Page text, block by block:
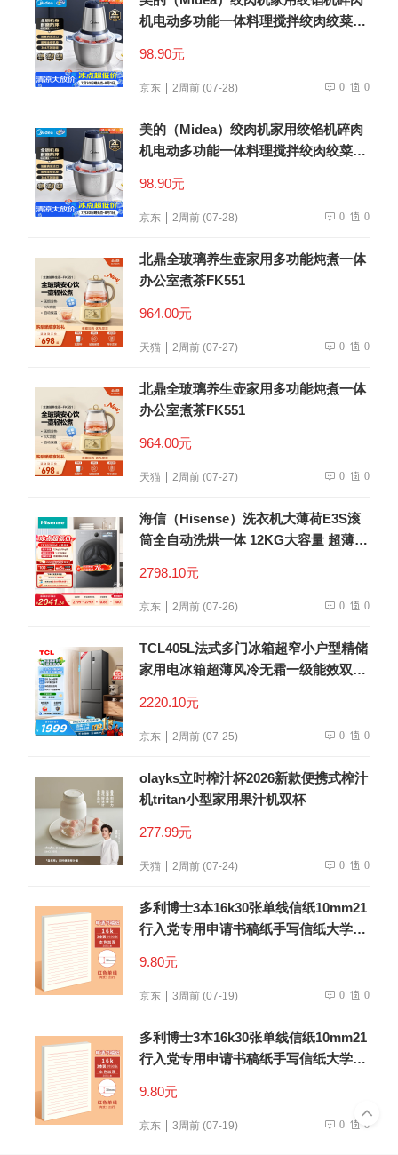
机电动多功能一体料理搅拌绞肉绞菜馅
2L
98.90元
京东 2周前 (07-28) 0 0
美的（Midea）绞肉机家用绞馅机碎肉
机电动多功能一体料理搅拌绞肉绞菜馅
2L
98.90元
京东 2周前 (07-28) 0 0
北鼎全玻璃养生壶家用多功能炖煮一体
办公室煮茶FK551
964.00元
天猫 2周前 (07-27) 0 0
北鼎全玻璃养生壶家用多功能炖煮一体
办公室煮茶FK551
964.00元
天猫 2周前 (07-27) 0 0
海信（Hisense）洗衣机大薄荷E3S滚
筒全自动洗烘一体 12KG大容量 超薄智
自营
2798.10元
京东 2周前 (07-26) 0 0
TCL405L法式多门冰箱超窄小户型精储
家用电冰箱超薄风冷无霜一级能效双变
2220.10元
京东 2周前 (07-25) 0 0
olayks立时榨汁杯2026新款便携式榨汁
机tritan小型家用果汁机双杯
277.99元
天猫 2周前 (07-24) 0 0
多利博士3本16k30张单线信纸10mm21
行入党专用申请书稿纸手写信纸大学生
9.80元
京东 3周前 (07-19) 0 0
多利博士3本16k30张单线信纸10mm21
行入党专用申请书稿纸手写信纸大学生
9.80元
京东 3周前 (07-19) 0 0